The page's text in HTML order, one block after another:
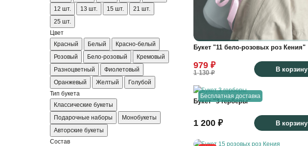
12 шт.
13 шт. 15 шт.
21 шт.
25 шт.
Цвет
Красный
Белый
Красно-белый
Розовый
Бело-розовый
Кремовый
Разноцветный
Фиолетовый
Оранжевый
Желтый
Голубой
Тип букета
Классические букеты
Подарочные наборы
Монобукеты
Авторские букеты
Состав
Букет "11 бело-розовых роз Кения"
979 ₽
1 130 ₽ В корзину
Бесплатная доставка
Букет "3 герберы"
1 200 ₽ В корзину